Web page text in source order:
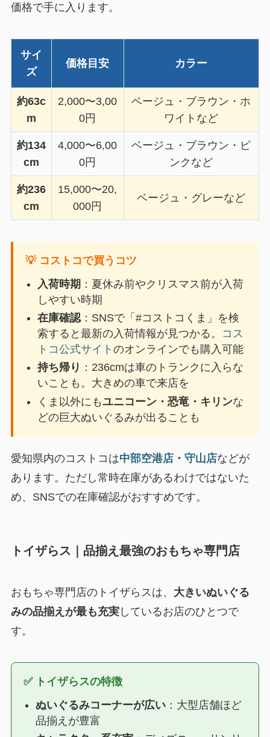
価格で手に入ります。
サイ
ズ
価格目安 カラー
約63c
m
2,000〜3,00
0円
ベージュ・ブラウン・ホ
ワイトなど
約134
cm
4,000〜6,00
0円
ベージュ・ブラウン・ピ
ンクなど
約236
cm
15,000〜20,
000円
ベージュ・グレーなど
💡 コストコで買うコツ
入荷時期 ：夏休み前やクリスマス前が入荷
しやすい時期
在庫確認：SNSで「#コストコくま」を検
索すると最新の入荷情報が見つかる。
コス
トコ公式サイト のオンラインでも購入可能
持ち帰り ：236cmは車のトランクに入らな
いことも。大きめの車で来店を
くま以外にもユニコーン・恐竜・キリンな
どの巨大ぬいぐるみが出ることも
愛知県内のコストコは中部空港店・ 守山店などが
あります。ただし常時在庫があるわけではないた
め、SNSでの在庫確認がおすすめです。
トイザらス｜品揃え最強のおもちゃ専門店
おもちゃ専門店のトイザらスは、 大きいぬいぐる
みの品揃えが最も充実しているお店のひとつで
す。
✅ トイザらスの特徴
ぬいぐるみコーナーが広い：大型店舗ほど
品揃えが豊富